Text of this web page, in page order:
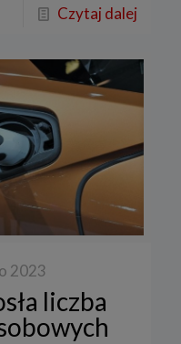
Czytaj dalej
2023
liczba